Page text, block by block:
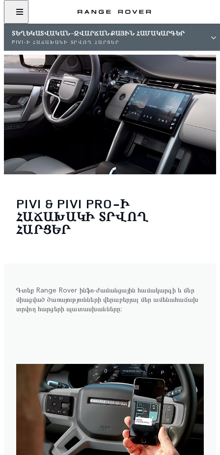
ՏԵՂԵԿԱՏՎԱԿԱՆ-ԶՎԱՐՃԱՆՔԱՅԻՆ ՀԱՄԱԿԱՐԳԵՐ
PIVI-Ի ՀԱՃԱԽԱԿԻ ՏՐՎՈՂ ՀԱՐՑԵՐ
PIVI & PIVI PRO-Ի
ՀԱՃԱԽԱԿԻ ՏՐՎՈՂ
ՀԱՐՑԵՐ
Գտեք Range Rover ինֆո-ժամանցային համակարգի և մեր
միացված ծառայությունների վերաբերյալ մեր ամենահաճախ
տրվող հարցերի պատասխանները։